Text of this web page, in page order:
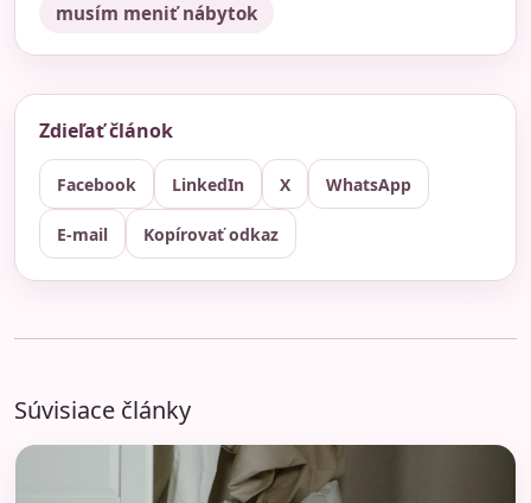
musím meniť nábytok
Zdieľať článok
Facebook LinkedIn X WhatsApp
E-mail Kopírovať odkaz
Súvisiace články